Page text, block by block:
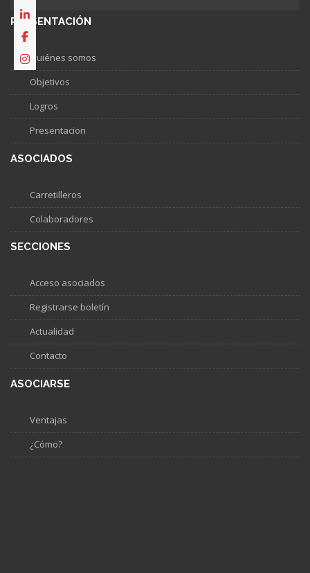
PRESENTACIÓN
Quiénes somos
Objetivos
Logros
Presentacion
ASOCIADOS
Carretilleros
Colaboradores
SECCIONES
Acceso asociados
Registrarse boletín
Actualidad
Contacto
ASOCIARSE
Ventajas
¿Cómo?